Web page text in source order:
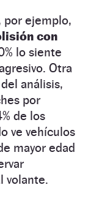
por ejemplo,
con
lo siente
Otra
análisis,
por
de los
ve vehículos
mayor edad
volante.